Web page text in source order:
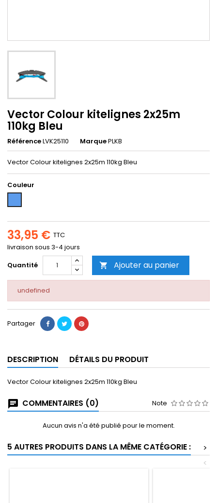
Vector Colour kitelignes 2x25m
110kg Bleu
RéférenceLVK25110 MarquePLKB
Vector Colour kitelignes 2x25m 110kg Bleu
Couleur
33,95 € TTC
livraison sous 3-4 jours
Quantité
 Ajouter au panier
undefined
Partager
DESCRIPTION DÉTAILS DU PRODUIT
Vector Colour kitelignes 2x25m 110kg Bleu
COMMENTAIRES (0) Note
Aucun avis n'a été publié pour le moment.
5 AUTRES PRODUITS DANS LA MÊME CATÉGORIE :
>
<